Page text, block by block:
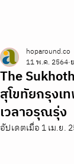
The
สุโขทัยกรุงเ
เวลาอรุณรุ่ง
hoparound.co
11 พ.ค. 2564
อัปเดตเมื่อ 1 เม.ย.